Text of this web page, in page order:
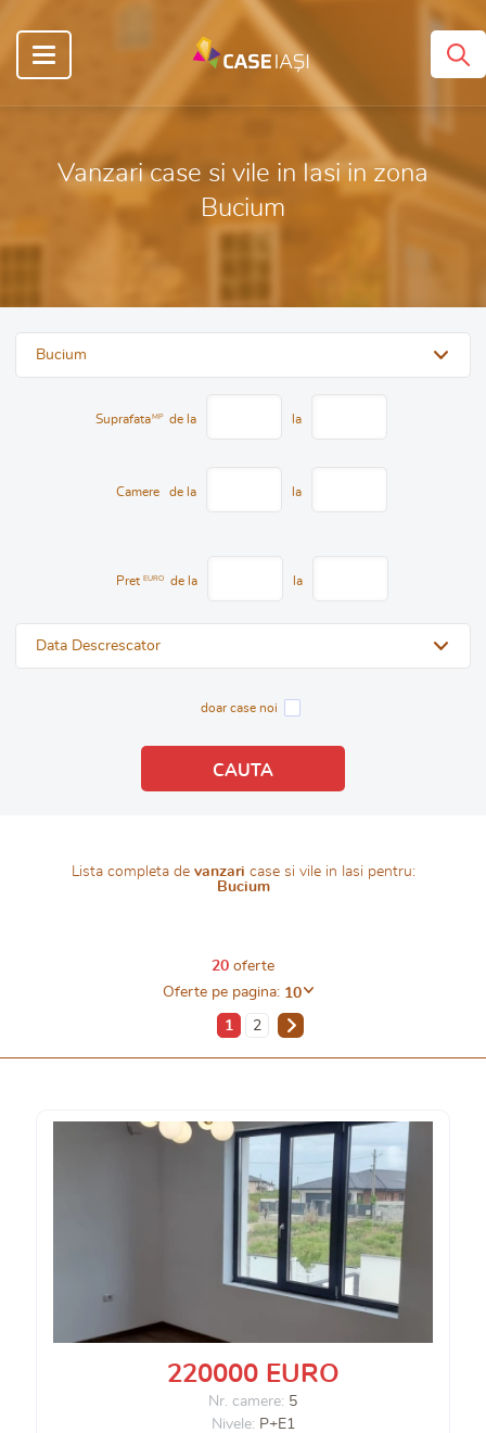
Vanzari case si vile in Iasi in zona
Bucium
Bucium
Suprafata MP de la la
Camere de la la
Pret EURO de la la
Data Descrescator
doar case noi
Lista completa de vanzari case si vile in Iasi pentru:
Bucium
20 oferte
Oferte pe pagina: 10
1 2
220000 EURO
Nr. camere: 5
Nivele: P+E1